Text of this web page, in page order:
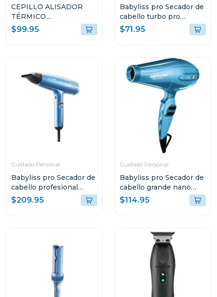
CEPILLO ALISADOR
TÉRMICO
SMOOTHSTYLE HT202
$99.95
Babyliss pro Secador de
cabello turbo pro
2000w 6 velocidades
307
$71.95
Cuidado Personal
Babyliss pro Secador de
cabello profesional
italiano nano titanium
de alta velocidad falcon
$209.95
Cuidado Personal
Babyliss pro Secador de
cabello grande nano
titanium protofino
2000w 6610n
$114.95